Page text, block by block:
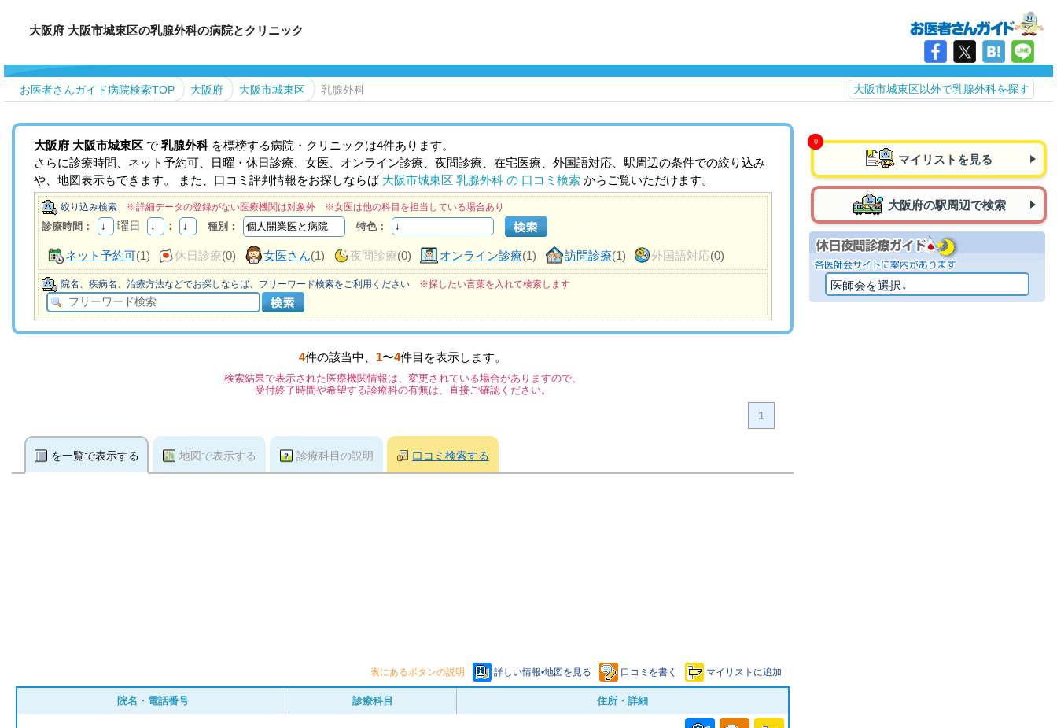
大阪府 大阪市城東区の乳腺外科の病院とクリニック
お医者さんガイド病院検索TOP 大阪府 大阪市城東区 乳腺外科 大阪市城東区以外で乳腺外科を探す
大阪府 大阪市城東区 で 乳腺外科を標榜する病院・クリニックは4件あります。
さらに診療時間、ネット予約可、日曜・休日診療、女医、オンライン診療、夜間診療、在宅医療、外国語対応、駅周辺の条件での絞り込み
や、地図表示もできます。 また、口コミ評判情報をお探しならば 大阪市城東区 乳腺外科 の 口コミ検索 からご覧いただけます。
絞り込み検索 ※詳細データの登録がない医療機関は対象外 ※女医は他の科目を担当している場合あり
診療時間： 曜日 ： 種別： 特色：
ネット予約可(1) 休日診療(0) 女医さん(1) 夜間診療(0) オンライン診療(1) 訪問診療(1) 外国語対応(0)
院名、疾病名、治療方法などでお探しならば、フリーワード検索をご利用ください ※探したい言葉を入れて検索します
4件の該当中、 1〜4件目を表示します。
検索結果で表示された医療機関情報は、変更されている場合がありますので、
受付終了時間や希望する診療科の有無は、直接ご確認ください。
1
を一覧で表示する 地図で表示する 診療科目の説明 口コミ検索する
表にあるボタンの説明 詳しい情報•地図を見る 口コミを書く マイリストに追加
院名・電話番号 診療科目 住所・詳細
マイリストを見る
大阪府の駅周辺で検索